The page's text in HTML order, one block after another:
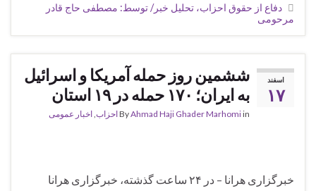
دفاع از حقوق احزاب، تحلیل خبر/ توسط: مصطفی حاج قادر
مرحومی
اسفند
۱۷
ششمین روز حمله آمریکا و اسرائیل
به ایران؛ ۱۷۰ حمله در ۱۹ استان
ByAhmad Haji Ghader Marhomiin احزاب اخبار عمومی
خبرگزاری هرانا – در ۲۴ ساعت گذشته، خبرگزاری هرانا